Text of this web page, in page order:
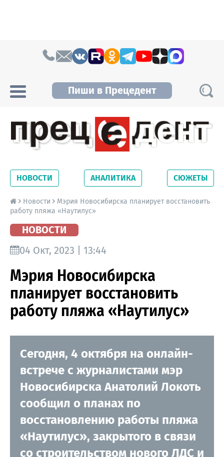
Пиши в Прецедент
Новосибирской области. Читайте свежие
новости на сайте сетевого издания
Precedent.
НОВОСТИ АНАЛИТИКА СЮЖЕТЫ
Новости
Мэрия Новосибирска планирует восстановить
работу пляжа «Наутилус»
НОВОСТИ
04 Окт, 2023 | 13:44
Мэрия Новосибирска
планирует восстановить
работу пляжа «Наутилус»
Сегодня, 4 октября на онлайн-
встрече с журналистами мэр
Новосибирска Анатолий Локоть
сообщил о планах по
восстановлению работы пляжа
«Наутилус», закрытого в связи
со строительством нового ЛДС и